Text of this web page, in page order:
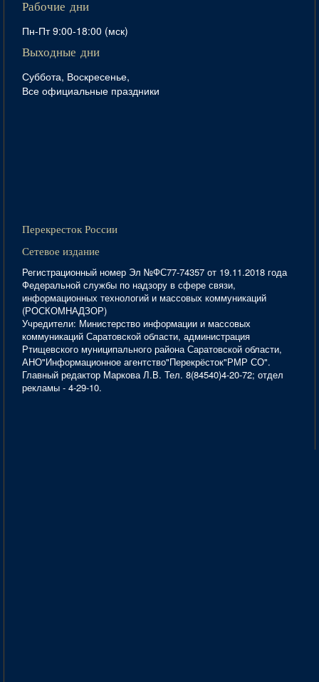
Рабочие дни
Пн-Пт 9:00-18:00 (мск)
Выходные дни
Суббота, Воскресенье,
Все официальные праздники
Перекресток России
Сетевое издание
Регистрационный номер Эл №ФС77-74357 от 19.11.2018 года
Федеральной службы по надзору в сфере связи,
информационных технологий и массовых коммуникаций
(РОСКОМНАДЗОР)
Учредители: Министерство информации и массовых
коммуникаций Саратовской области, администрация
Ртищевского муниципального района Саратовской области,
АНО"Информационное агентство"Перекрёсток"РМР СО".
Главный редактор Маркова Л.В. Тел. 8(84540)4-20-72; отдел
рекламы - 4-29-10.